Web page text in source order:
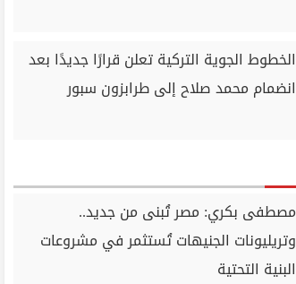
الخطوط الجوية التركية تعلن قرارًا جديدًا بعد
انضمام محمد صلاح إلى طرابزون سبور
مصطفى بكري: مصر تُبنى من جديد..
وتريليونات الجنيهات تُستثمر في مشروعات
البنية التحتية